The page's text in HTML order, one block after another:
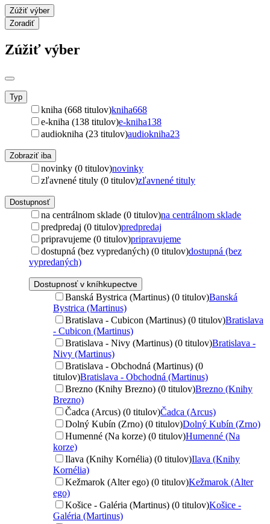
Zúžiť výber
Zoradiť
Zúžiť výber
Typ
kniha (668 titulov)kniha668
e-kniha (138 titulov)e-kniha138
audiokniha (23 titulov)audiokniha23
Zobraziť iba
novinky (0 titulov)novinky
zľavnené tituly (0 titulov)zľavnené tituly
Dostupnosť
na centrálnom sklade (0 titulov)na centrálnom sklade
predpredaj (0 titulov)predpredaj
pripravujeme (0 titulov)pripravujeme
dostupná (bez vypredaných) (0 titulov)dostupná (bez
vypredaných)
Dostupnosť v kníhkupectve
Banská Bystrica (Martinus) (0 titulov)Banská
Bystrica (Martinus)
Bratislava - Cubicon (Martinus) (0 titulov)Bratislava
- Cubicon (Martinus)
Bratislava - Nivy (Martinus) (0 titulov)Bratislava -
Nivy (Martinus)
Bratislava - Obchodná (Martinus) (0
titulov)Bratislava - Obchodná (Martinus)
Brezno (Knihy Brezno) (0 titulov)Brezno (Knihy
Brezno)
Čadca (Arcus) (0 titulov)Čadca (Arcus)
Dolný Kubín (Zrno) (0 titulov)Dolný Kubín (Zrno)
Humenné (Na korze) (0 titulov)Humenné (Na
korze)
Ilava (Knihy Kornélia) (0 titulov)Ilava (Knihy
Kornélia)
Kežmarok (Alter ego) (0 titulov)Kežmarok (Alter
ego)
Košice - Galéria (Martinus) (0 titulov)Košice -
Galéria (Martinus)